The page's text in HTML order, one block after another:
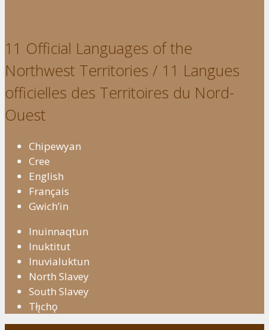
11 Official Languages of the
Northwest Territories / 11 Langues
officielles des Territoires du Nord-
Ouest
Chipewyan
Cree
English
Français
Gwich’in
Inuinnaqtun
Inuktitut
Inuvialuktun
North Slavey
South Slavey
Tłı̨chǫ